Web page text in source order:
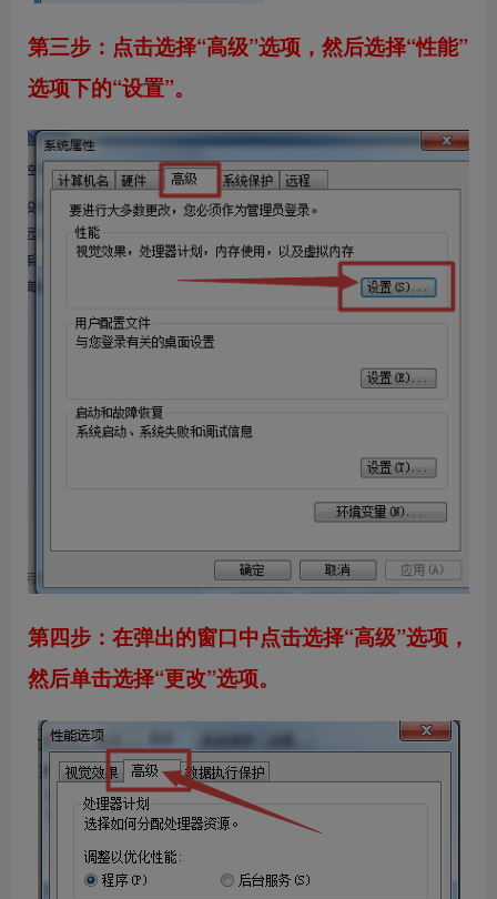
第三步：点击选择“高级”选项，然后选择“性能”
选项下的“设置”。
第四步：在弹出的窗口中点击选择“高级”选项，
然后单击选择“更改”选项。